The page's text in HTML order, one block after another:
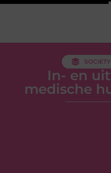
In- en
medische